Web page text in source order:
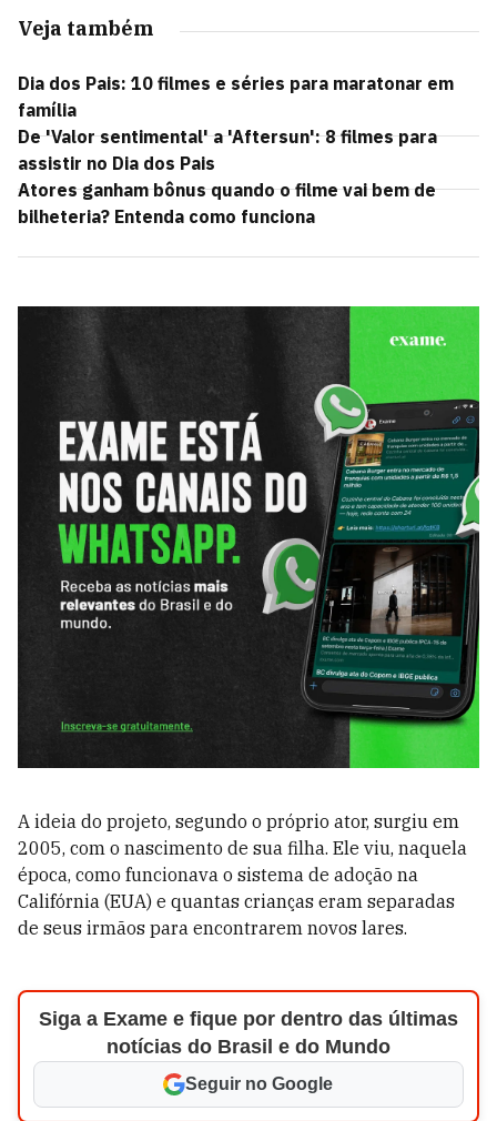
Veja também
Dia dos Pais: 10 filmes e séries para maratonar em
família
De 'Valor sentimental' a 'Aftersun': 8 filmes para
assistir no Dia dos Pais
Atores ganham bônus quando o filme vai bem de
bilheteria? Entenda como funciona
A ideia do projeto, segundo o próprio ator, surgiu em
2005, com o nascimento de sua filha. Ele viu, naquela
época, como funcionava o sistema de adoção na
Califórnia (EUA) e quantas crianças eram separadas
de seus irmãos para encontrarem novos lares.
Siga a Exame e fique por dentro das últimas
notícias do Brasil e do Mundo
Seguir no Google